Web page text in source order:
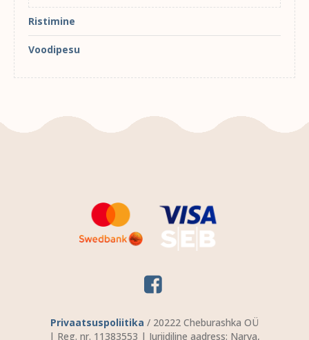
Ristimine
Voodipesu
Privaatsuspoliitika / 20222 Cheburashka OÜ
| Reg. nr. 11383553 | Juriidiline aadress: Narva,